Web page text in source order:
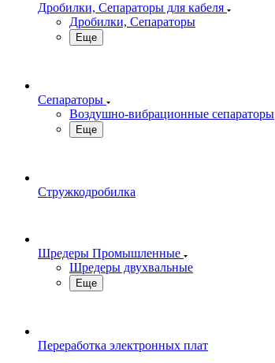
Дробилки, Сепараторы для кабеля
Дробилки, Сепараторы
Еще
Сепараторы
Воздушно-вибрационные сепараторы
Еще
Стружкодробилка
Шредеры Промышленные
Шредеры двухвальные
Еще
Переработка электронных плат